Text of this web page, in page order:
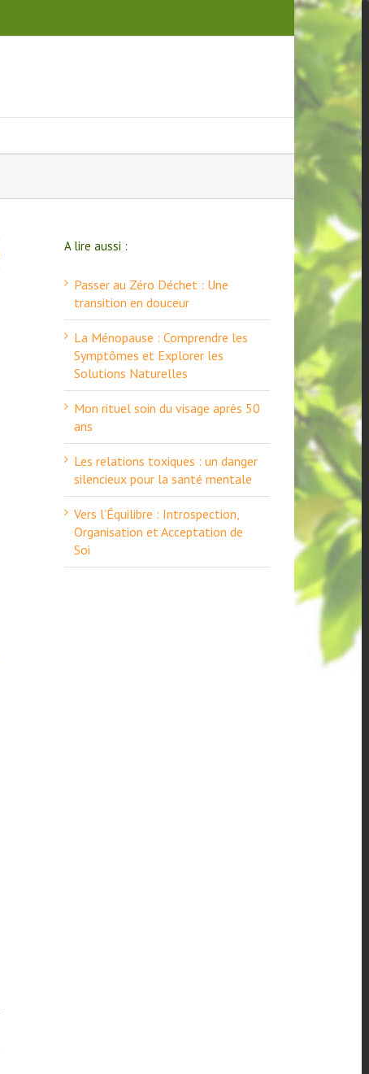
A lire aussi :
Passer au Zéro Déchet : Une
transition en douceur
La Ménopause : Comprendre les
Symptômes et Explorer les
Solutions Naturelles
Mon rituel soin du visage après 50
ans
Les relations toxiques : un danger
silencieux pour la santé mentale
Vers l’Équilibre : Introspection,
Organisation et Acceptation de
Soi